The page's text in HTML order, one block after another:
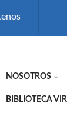
NOSOTROS
BIBLIOTECA